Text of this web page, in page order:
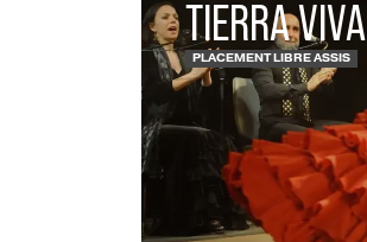
TIERRA VIVA
PLACEMENT LIBRE ASSIS